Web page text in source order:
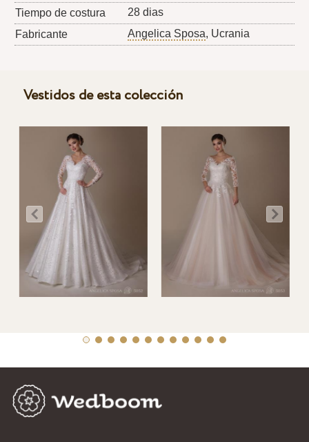
Tiempo de costura
28 dias
Fabricante
Angelica Sposa, Ucrania
Vestidos de esta colección